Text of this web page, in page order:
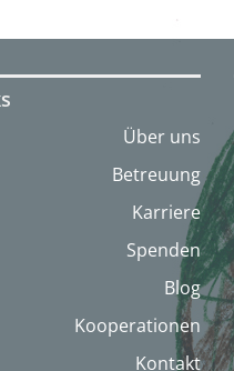
Über uns
Betreuung
Karriere
Spenden
Blog
Kooperationen
Kontakt